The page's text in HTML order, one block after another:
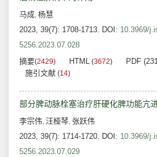
马成, 杨慧
2023, 39(7): 1708-1713. DOI: 10.3969/
5256.2023.07.028
摘要(2429) HTML (3672) PDF
施引文献 (14)
部分脾动脉栓塞治疗肝硬化脾功能亢
李宗伟, 汪桠琴, 张跃伟
2023, 39(7): 1714-1720. DOI: 10.3969/
5256.2023.07.029